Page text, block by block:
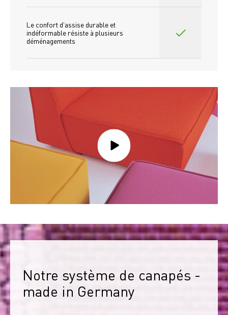
Le confort d'assise durable et
indéformable résiste à plusieurs
déménagements
Notre système de canapés -
made in Germany